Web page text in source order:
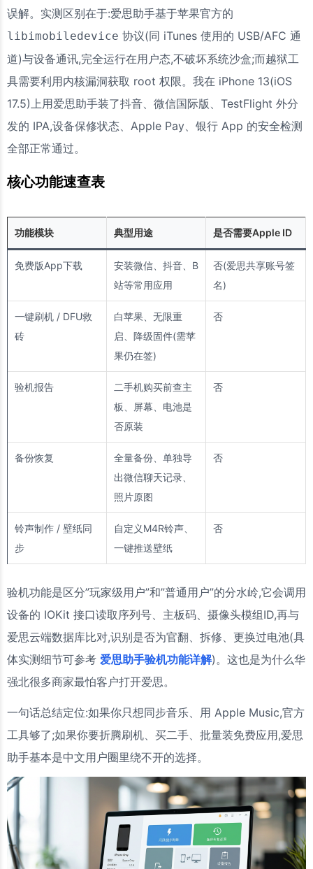
误解。实测区别在于:爱思助手基于苹果官方的
libimobiledevice 协议(同 iTunes 使用的 USB/AFC 通
道)与设备通讯,完全运行在用户态,不破坏系统沙盒;而越狱工
具需要利用内核漏洞获取 root 权限。我在 iPhone 13(iOS
17.5)上用爱思助手装了抖音、微信国际版、TestFlight 外分
发的 IPA,设备保修状态、Apple Pay、银行 App 的安全检测
全部正常通过。
核心功能速查表
功能模块 典型用途 是否需要Apple ID
免费版App下载
安装微信、抖音、B
站等常用应用
否(爱思共享账号签
名)
一键刷机 / DFU救
砖
白苹果、无限重
启、降级固件(需苹
果仍在签)
否
验机报告
二手机购买前查主
板、屏幕、电池是
否原装
否
备份恢复
全量备份、单独导
出微信聊天记录、
照片原图
否
铃声制作 / 壁纸同
步
自定义M4R铃声、
一键推送壁纸
否
验机功能是区分”玩家级用户”和”普通用户”的分水岭,它会调用
设备的 IOKit 接口读取序列号、主板码、摄像头模组ID,再与
爱思云端数据库比对,识别是否为官翻、拆修、更换过电池(具
体实测细节可参考 爱思助手验机功能详解)。这也是为什么华
强北很多商家最怕客户打开爱思。
一句话总结定位:如果你只想同步音乐、用 Apple Music,官方
工具够了;如果你要折腾刷机、买二手、批量装免费应用,爱思
助手基本是中文用户圈里绕不开的选择。